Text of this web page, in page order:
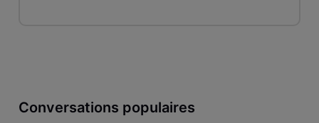
Conversations populaires